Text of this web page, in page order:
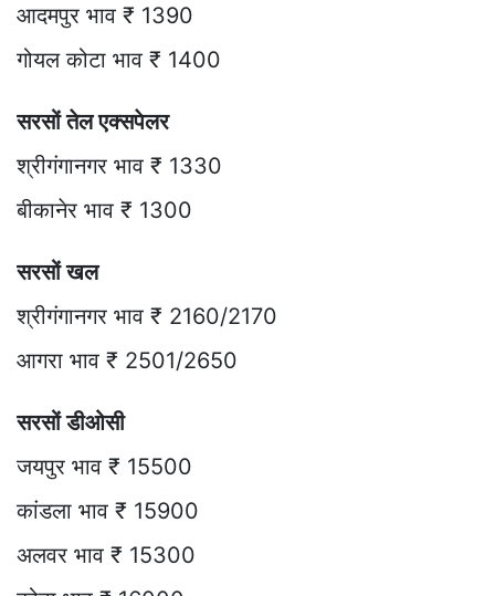
आदमपुर भाव ₹ 1390
गोयल कोटा भाव ₹ 1400
सरसों तेल एक्सपेलर
श्रीगंगानगर भाव ₹ 1330
बीकानेर भाव ₹ 1300
सरसों खल
श्रीगंगानगर भाव ₹ 2160/2170
आगरा भाव ₹ 2501/2650
सरसों डीओसी
जयपुर भाव ₹ 15500
कांडला भाव ₹ 15900
अलवर भाव ₹ 15300